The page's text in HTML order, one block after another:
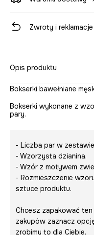
Zwroty i reklamacje
Opis produktu
Bokserki bawełniane
Bokserki wykonane z
pary.
- Liczba par w
- Wzorzysta dzianina.
- Wzór z motywem
- Rozmieszczenie
sztuce produktu.
Chcesz zapakować
zakupów zaznacz
zrobimy to dla Ciebie.